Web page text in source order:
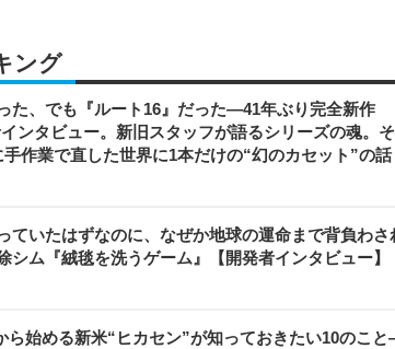
ング
た、でも『ルート16』だった―41年ぶり完全新作
インタビュー。新旧スタッフが語るシリーズの魂。
作業で直した世界に1本だけの“幻のカセット”の話
ていたはずなのに、なぜか地球の運命まで背負わさ
シム『絨毯を洗うゲーム』【開発者インタビュー】
ら始める新米“ヒカセン”が知っておきたい10のこ